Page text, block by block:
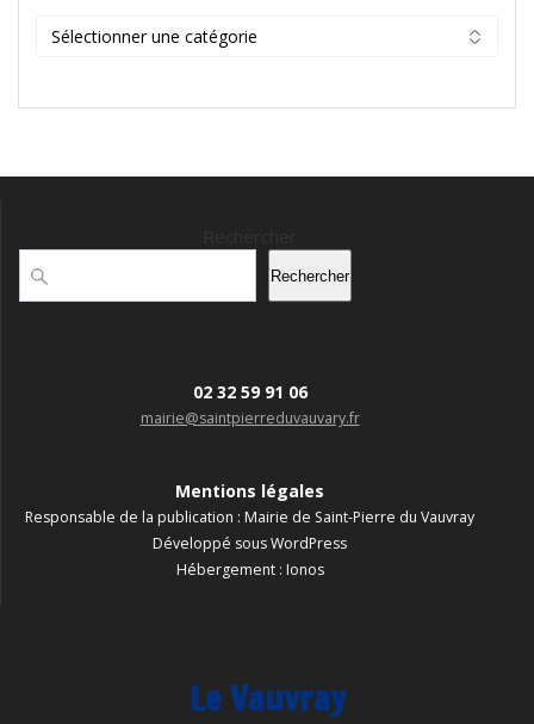
Rechercher
02 32 59 91 06
mairie@saintpierreduvauvary.fr
Mentions légales
Responsable de la publication : Mairie de Saint-Pierre du Vauvray
Développé sous WordPress
Hébergement : Ionos
Le Vauvray